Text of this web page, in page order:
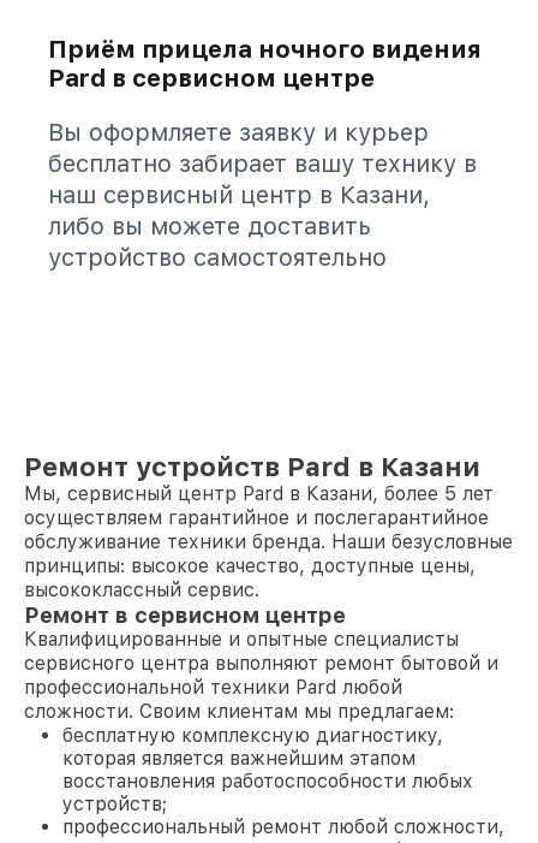
Приём прицела ночного видения
Pard в сервисном центре
Вы оформляете заявку и курьер
бесплатно забирает вашу технику в
наш сервисный центр в Казани,
либо вы можете доставить
устройство самостоятельно
Ремонт устройств Pard в Казани
Мы, сервисный центр Pard в Казани, более 5 лет
осуществляем гарантийное и послегарантийное
обслуживание техники бренда. Наши безусловные
принципы: высокое качество, доступные цены,
высококлассный сервис.
Ремонт в сервисном центре
Квалифицированные и опытные специалисты
сервисного центра выполняют ремонт бытовой и
профессиональной техники Pard любой
сложности. Своим клиентам мы предлагаем:
бесплатную комплексную диагностику,
которая является важнейшим этапом
восстановления работоспособности любых
устройств;
профессиональный ремонт любой сложности,